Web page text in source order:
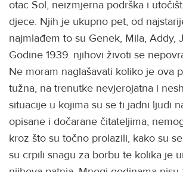
otac Sol, neizmjerna podrška i
djece. Njih je ukupno pet, od
najmlađem to su Genek, Mila, Addy,
Godine 1939. njihovi životi se
Ne moram naglašavati koliko je ova
tužna, na trenutke nevjerojatna i
situacije u kojima su se ti jadni ljudi
opisane i dočarane čitateljima,
kroz što su točno prolazili, kako su
su crpili snagu za borbu te kolika je